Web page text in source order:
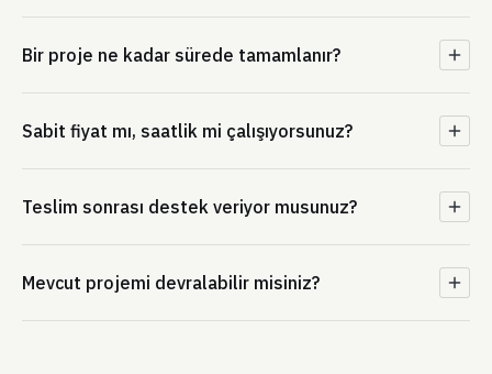
Bir proje ne kadar sürede tamamlanır?
Sabit fiyat mı, saatlik mi çalışıyorsunuz?
Teslim sonrası destek veriyor musunuz?
Mevcut projemi devralabilir misiniz?